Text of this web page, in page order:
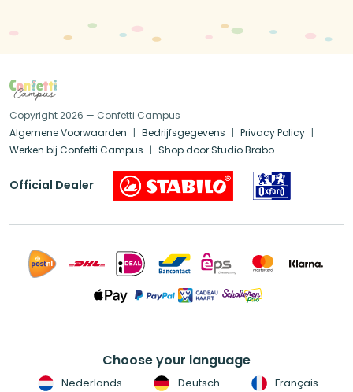
Copyright 2026 — Confetti Campus
Algemene Voorwaarden
Bedrijfsgegevens
Privacy Policy
Werken bij Confetti Campus
Shop door Studio Brabo
Official Dealer
Choose your language
Nederlands Deutsch Français